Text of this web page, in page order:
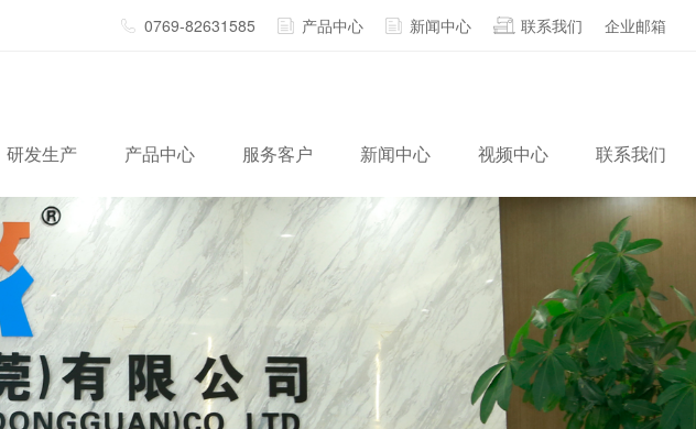
0769-82631585 产品中心 新闻中心 联系我们 企业邮箱
研发生产 产品中心 服务客户 新闻中心 视频中心 联系我们